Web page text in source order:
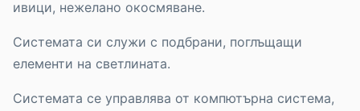
ивици, нежелано окосмяване.
Системата си служи с подбрани, поглъщащи
елементи на светлината.
Системата се управлява от компютърна система,